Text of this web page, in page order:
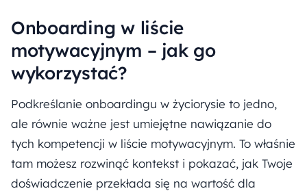
Onboarding w liście
motywacyjnym – jak go
wykorzystać?
Podkreślanie onboardingu w życiorysie to jedno,
ale równie ważne jest umiejętne nawiązanie do
tych kompetencji w liście motywacyjnym. To właśnie
tam możesz rozwinąć kontekst i pokazać, jak Twoje
doświadczenie przekłada się na wartość dla